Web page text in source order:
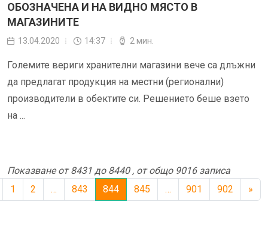
ОБОЗНАЧЕНА И НА ВИДНО МЯСТО В
МАГАЗИНИТЕ
13.04.2020 14:37 2 мин.
Големите вериги хранителни магазини вече са длъжни
да предлагат продукция на местни (регионални)
производители в обектите си. Решението беше взето
на ...
Показване от 8431 до 8440 , от общо 9016 записа
1
2 … 843 844 845 … 901 902 »